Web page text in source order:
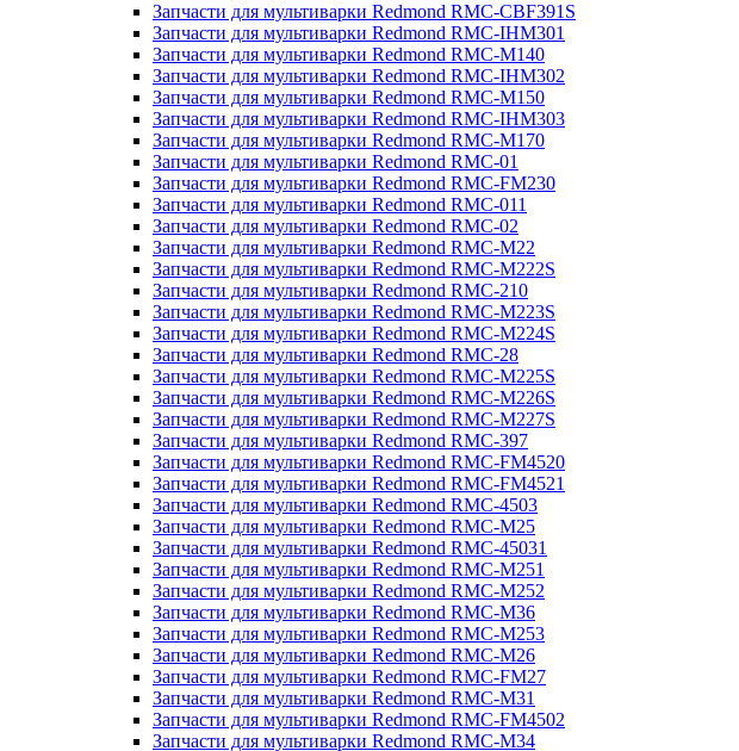
Запчасти для мультиварки Redmond RMC-CBF391S
Запчасти для мультиварки Redmond RMC-IHM301
Запчасти для мультиварки Redmond RMC-M140
Запчасти для мультиварки Redmond RMC-IHM302
Запчасти для мультиварки Redmond RMC-M150
Запчасти для мультиварки Redmond RMC-IHM303
Запчасти для мультиварки Redmond RMC-M170
Запчасти для мультиварки Redmond RMC-01
Запчасти для мультиварки Redmond RMC-FM230
Запчасти для мультиварки Redmond RMC-011
Запчасти для мультиварки Redmond RMC-02
Запчасти для мультиварки Redmond RMC-M22
Запчасти для мультиварки Redmond RMC-M222S
Запчасти для мультиварки Redmond RMC-210
Запчасти для мультиварки Redmond RMC-M223S
Запчасти для мультиварки Redmond RMC-M224S
Запчасти для мультиварки Redmond RMC-28
Запчасти для мультиварки Redmond RMC-M225S
Запчасти для мультиварки Redmond RMC-M226S
Запчасти для мультиварки Redmond RMC-M227S
Запчасти для мультиварки Redmond RMC-397
Запчасти для мультиварки Redmond RMC-FM4520
Запчасти для мультиварки Redmond RMC-FM4521
Запчасти для мультиварки Redmond RMC-4503
Запчасти для мультиварки Redmond RMC-M25
Запчасти для мультиварки Redmond RMC-45031
Запчасти для мультиварки Redmond RMC-M251
Запчасти для мультиварки Redmond RMC-M252
Запчасти для мультиварки Redmond RMC-M36
Запчасти для мультиварки Redmond RMC-M253
Запчасти для мультиварки Redmond RMC-M26
Запчасти для мультиварки Redmond RMC-FM27
Запчасти для мультиварки Redmond RMC-M31
Запчасти для мультиварки Redmond RMC-FM4502
Запчасти для мультиварки Redmond RMC-M34